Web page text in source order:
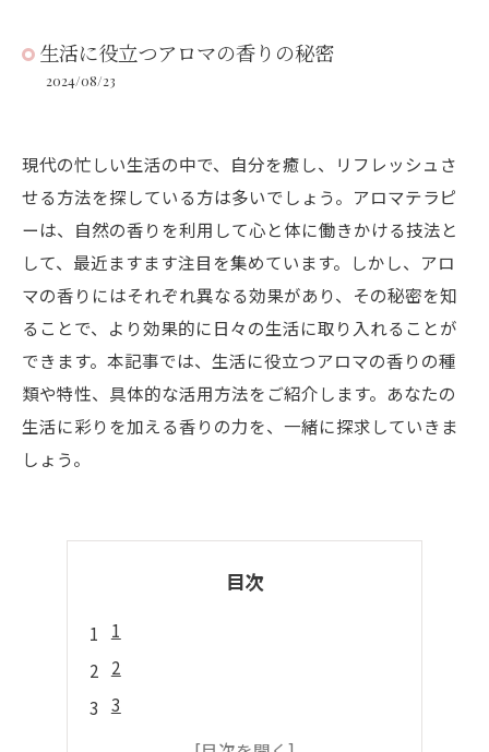
生活に役立つアロマの香りの秘密
2024/08/23
現代の忙しい生活の中で、自分を癒し、リフレッシュさ
せる方法を探している方は多いでしょう。アロマテラピ
ーは、自然の香りを利用して心と体に働きかける技法と
して、最近ますます注目を集めています。しかし、アロ
マの香りにはそれぞれ異なる効果があり、その秘密を知
ることで、より効果的に日々の生活に取り入れることが
できます。本記事では、生活に役立つアロマの香りの種
類や特性、具体的な活用方法をご紹介します。あなたの
生活に彩りを加える香りの力を、一緒に探求していきま
しょう。
目次
1
2
3